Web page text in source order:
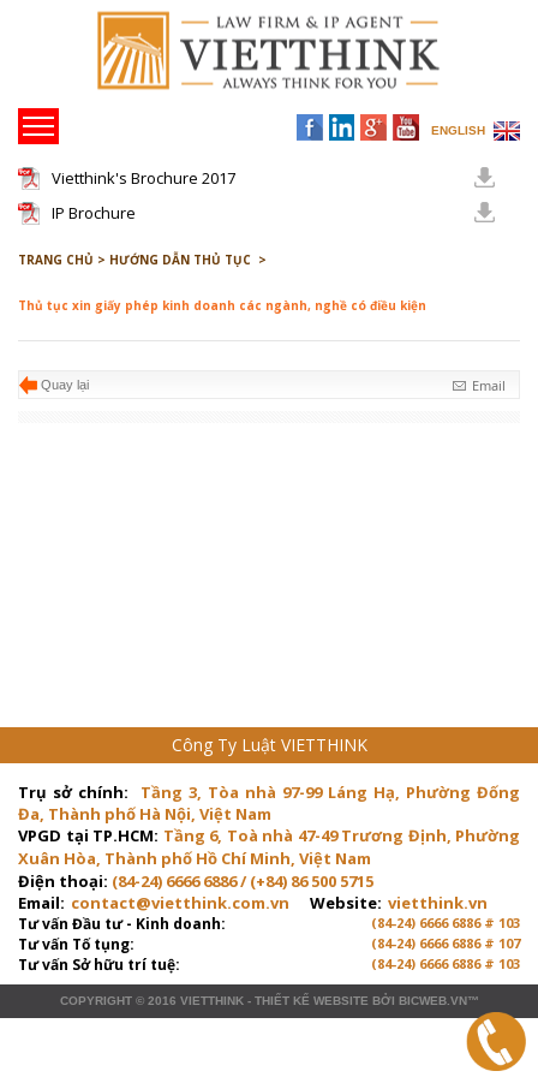
ENGLISH
Vietthink's Brochure 2017
IP Brochure
TRANG CHỦ > HƯỚNG DẪN THỦ TỤC >
Thủ tục xin giấy phép kinh doanh các ngành, nghề có điều kiện
Quay lại Email
Công Ty Luật VIETTHINK
Trụ sở chính:
Tầng 3, Tòa nhà 97-99 Láng Hạ, Phường Đống
Đa, Thành phố Hà Nội, Việt Nam
VPGD tại TP.HCM: Tầng 6, Toà nhà 47-49 Trương Định, Phường
Xuân Hòa, Thành phố Hồ Chí Minh, Việt Nam
Điện thoại: (84-24) 6666 6886 / (+84) 86 500 5715
Email: contact@vietthink.com.vn Website: vietthink.vn
Tư vấn Đầu tư - Kinh doanh: (84-24) 6666 6886 # 103
Tư vấn Tố tụng: (84-24) 6666 6886 # 107
Tư vấn Sở hữu trí tuệ: (84-24) 6666 6886 # 103
COPYRIGHT © 2016 VIETTHINK - THIẾT KẾ WEBSITE BỞI BICWEB.VN™